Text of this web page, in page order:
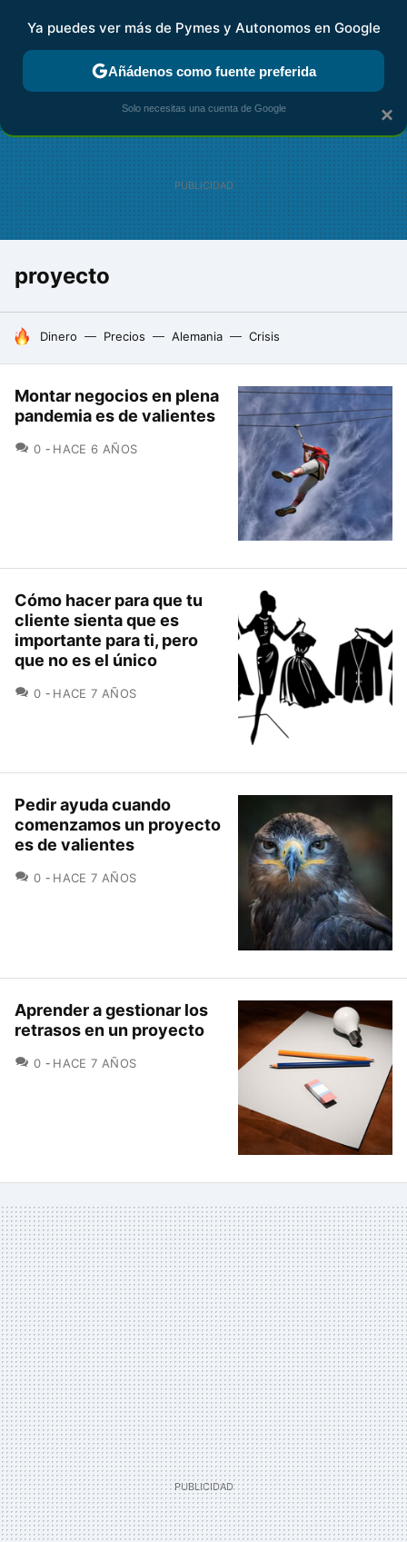
FISCALIDAD Y CONTABILIDAD KIT DIGITAL RENTA
proyecto
HOY SE HABLA DE
Dinero Precios Alemania Crisis
Montar negocios en plena
pandemia es de valientes
0 COMENTARIOS
HACE 6 AÑOS
Cómo hacer para que tu
cliente sienta que es
importante para ti, pero
que no es el único
0 COMENTARIOS
HACE 7 AÑOS
Pedir ayuda cuando
comenzamos un proyecto
es de valientes
0 COMENTARIOS
HACE 7 AÑOS
Aprender a gestionar los
retrasos en un proyecto
0 COMENTARIOS
HACE 7 AÑOS
×
Ya puedes ver más de Pymes y Autonomos en Google
Añádenos como fuente preferida
Solo necesitas una cuenta de Google